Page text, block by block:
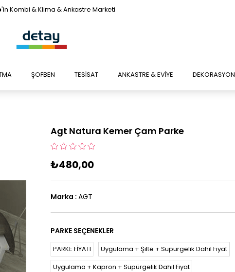
'in Kombi & Klima & Ankastre Marketi
ŞOFBEN TESİSAT ANKASTRE & EVİYE DEKORASYON
Agt Natura Kemer Çam Parke
₺480,00
Marka : AGT
PARKE SEÇENEKLER
PARKE FİYATI
Uygulama + Şilte + Süpürgelik Dahil Fiyat
Uygulama + Kapron + Süpürgelik Dahil Fiyat